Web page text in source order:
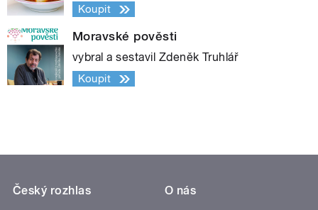
Koupit
Moravské pověsti
vybral a sestavil Zdeněk Truhlář
Koupit
Český rozhlas
O nás